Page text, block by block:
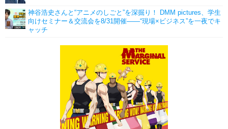
神谷浩史さんと“アニメのしごと”を深掘り！ DMM pictures、学生
向けセミナー＆交流会を8/31開催――“現場×ビジネス”を一夜でキ
ャッチ